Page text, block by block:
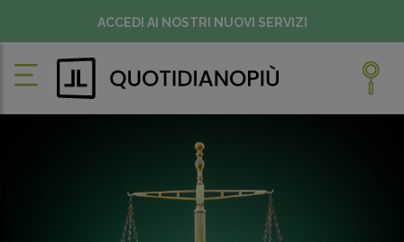
ACCEDI AI NOSTRI NUOVI SERVIZI